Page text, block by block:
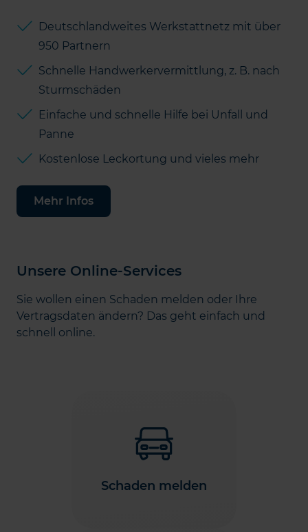
Deutschlandweites Werkstattnetz mit über
950 Partnern
Schnelle Handwerkervermittlung, z. B. nach
Sturmschäden
Einfache und schnelle Hilfe bei Unfall und
Panne
Kostenlose Leckortung und vieles mehr
Mehr Infos
Unsere Online-Services
Sie wollen einen Schaden melden oder Ihre
Vertragsdaten ändern? Das geht einfach und
schnell online.
Schaden melden